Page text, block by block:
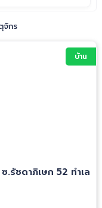
จักร
บ้าน
.รัชดาภิเษก 52 ทำเล